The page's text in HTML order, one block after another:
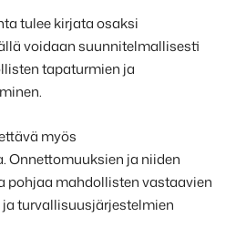
tulee kirjata osaksi
voidaan suunnitelmallisesti
tapaturmien ja
myös
Onnettomuuksien ja niiden
pohjaa mahdollisten vastaavien
turvallisuusjärjestelmien